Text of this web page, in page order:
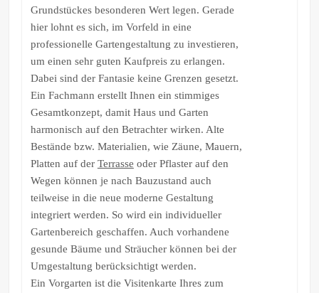
Grundstückes besonderen Wert legen. Gerade
hier lohnt es sich, im Vorfeld in eine
professionelle Gartengestaltung zu investieren,
um einen sehr guten Kaufpreis zu erlangen.
Dabei sind der Fantasie keine Grenzen gesetzt.
Ein Fachmann erstellt Ihnen ein stimmiges
Gesamtkonzept, damit Haus und Garten
harmonisch auf den Betrachter wirken. Alte
Bestände bzw. Materialien, wie Zäune, Mauern,
Platten auf der Terrasse oder Pflaster auf den
Wegen können je nach Bauzustand auch
teilweise in die neue moderne Gestaltung
integriert werden. So wird ein individueller
Gartenbereich geschaffen. Auch vorhandene
gesunde Bäume und Sträucher können bei der
Umgestaltung berücksichtigt werden.
Ein Vorgarten ist die Visitenkarte Ihres zum